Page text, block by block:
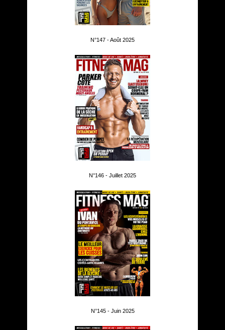
N°147 - Août 2025
N°146 - Juillet 2025
N°145 - Juin 2025